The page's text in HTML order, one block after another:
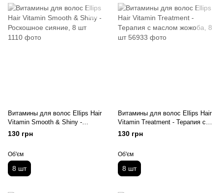
Витамины для волос Ellips Hair
Vitamin Smooth & Shiny -
Роскошное сияние, 8 шт
130 грн
Об'єм
8 шт
Витамины для волос Ellips Hair
Vitamin Treatment - Терапия с
маслом жожоба, 8 шт
130 грн
Об'єм
8 шт